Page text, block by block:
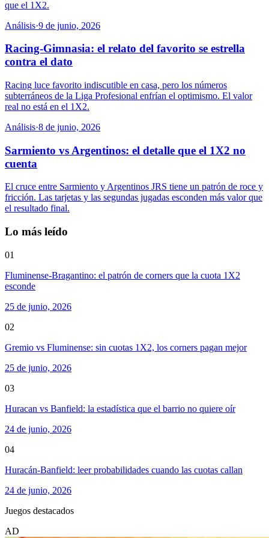
que el 1X2.
Análisis·9 de junio, 2026
Racing-Gimnasia: el relato del favorito se estrella
contra el dato
Racing luce favorito indiscutible en casa, pero los números
subterráneos de la Liga Profesional enfrían el optimismo. El valor
real no está en el 1X2.
Análisis·8 de junio, 2026
Sarmiento vs Argentinos: el detalle que el 1X2 no
cuenta
El cruce entre Sarmiento y Argentinos JRS tiene un patrón de roce y
fricción. Las tarjetas y las segundas jugadas esconden más valor que
el resultado final.
Lo más leído
01
Fluminense-Bragantino: el patrón de corners que la cuota 1X2
esconde
25 de junio, 2026
02
Gremio vs Fluminense: sin cuotas 1X2, los corners pagan mejor
25 de junio, 2026
03
Huracan vs Banfield: la estadística que el barrio no quiere oír
24 de junio, 2026
04
Huracán-Banfield: leer probabilidades cuando las cuotas callan
24 de junio, 2026
Juegos destacados
AD